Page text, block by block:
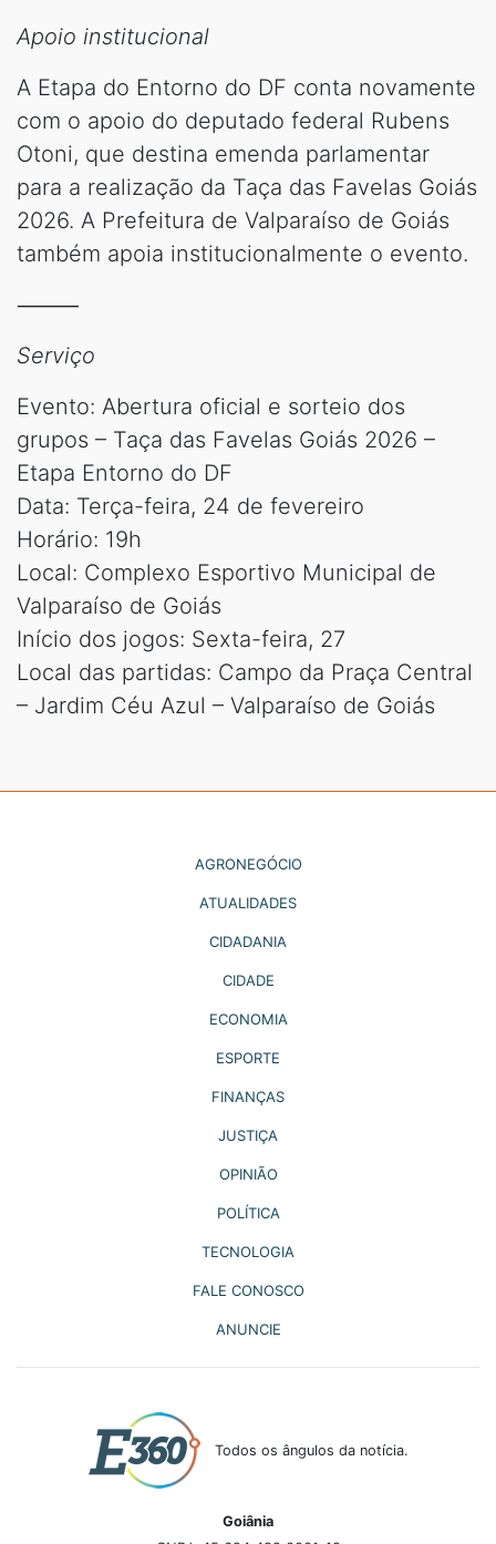
Apoio institucional
A Etapa do Entorno do DF conta novamente
com o apoio do deputado federal Rubens
Otoni, que destina emenda parlamentar
para a realização da Taça das Favelas Goiás
2026. A Prefeitura de Valparaíso de Goiás
também apoia institucionalmente o evento.
⸻
Serviço
Evento: Abertura oficial e sorteio dos
grupos – Taça das Favelas Goiás 2026 –
Etapa Entorno do DF
Data: Terça-feira, 24 de fevereiro
Horário: 19h
Local: Complexo Esportivo Municipal de
Valparaíso de Goiás
Início dos jogos: Sexta-feira, 27
Local das partidas: Campo da Praça Central
– Jardim Céu Azul – Valparaíso de Goiás
AGRONEGÓCIO
ATUALIDADES
CIDADANIA
CIDADE
ECONOMIA
ESPORTE
FINANÇAS
JUSTIÇA
OPINIÃO
POLÍTICA
TECNOLOGIA
FALE CONOSCO
ANUNCIE
Todos os ângulos da notícia.
Goiânia